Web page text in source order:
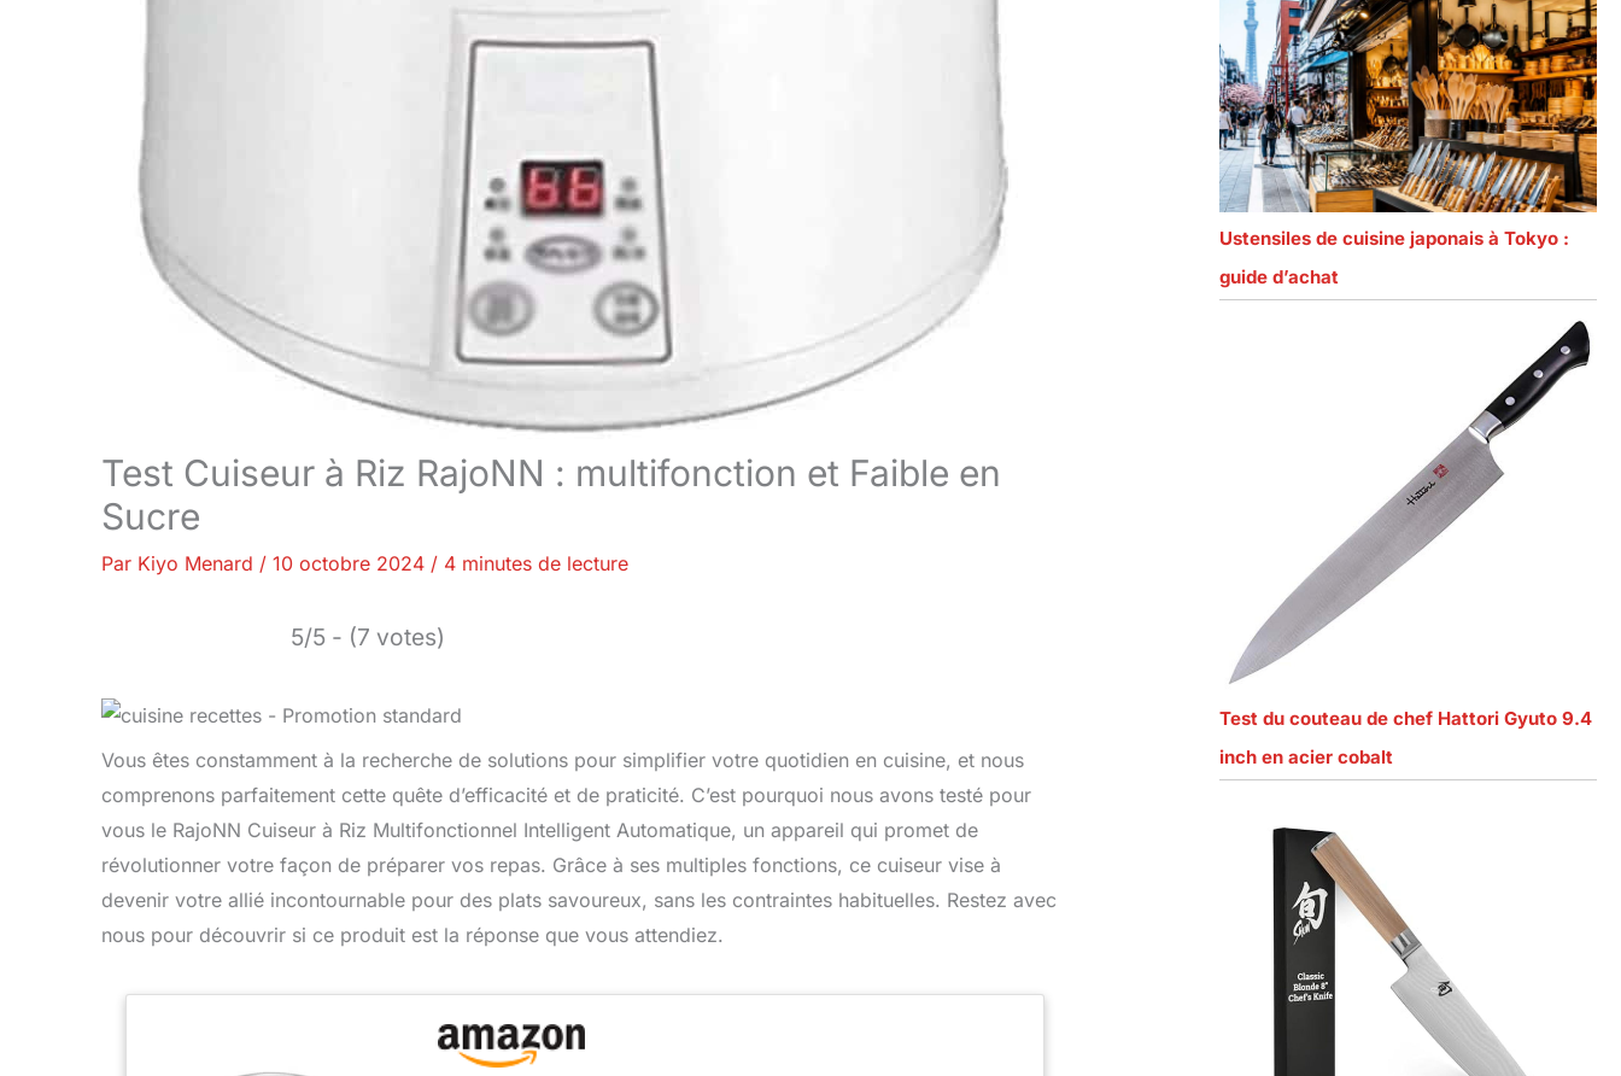
Test Cuiseur à Riz RajoNN : multifonction et Faible en
Sucre
Par Kiyo Menard / 10 octobre 2024 / 4 minutes de lecture
5/5 - (7 votes)
Vous êtes constamment à la recherche de solutions pour simplifier votre quotidien en cuisine, et nous
comprenons parfaitement cette quête d’efficacité et de praticité. C’est pourquoi nous avons testé pour
vous le RajoNN Cuiseur à Riz Multifonctionnel Intelligent Automatique, un appareil qui promet de
révolutionner votre façon de préparer vos repas. Grâce à ses multiples fonctions, ce cuiseur vise à
devenir votre allié incontournable pour des plats savoureux, sans les contraintes habituelles. Restez avec
nous pour découvrir si ce produit est la réponse que vous attendiez.
Ustensiles de cuisine japonais à Tokyo :
guide d’achat
Test du couteau de chef Hattori Gyuto 9.4
inch en acier cobalt